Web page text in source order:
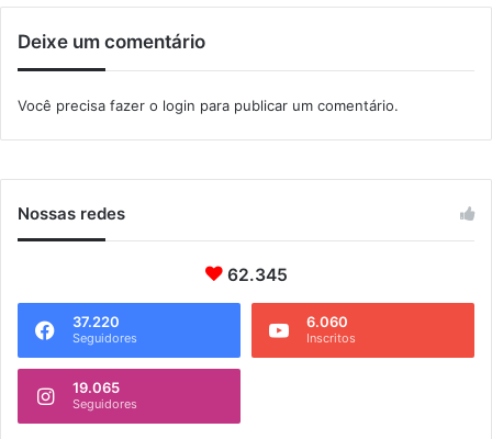
o
l
g
Deixe um comentário
Você precisa fazer o login para publicar um comentário.
Nossas redes
62.345
37.220
Seguidores
6.060
Inscritos
19.065
Seguidores